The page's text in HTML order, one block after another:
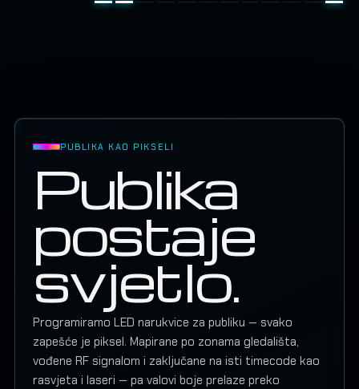
PUBLIKA KAO PIKSELI
Publika
postaje
svjetlo.
Programiramo LED narukvice za publiku — svako
zapešće je piksel. Mapirane po zonama gledališta,
vođene RF signalom i zaključane na isti timecode kao
rasvjeta i laseri — pa valovi boje prelaze preko